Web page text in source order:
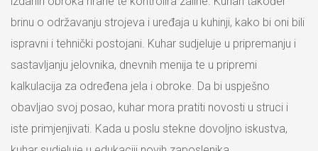
brinu o održavanju strojeva i uređaja u kuhinji, kako bi oni bili
ispravni i tehnički postojani. Kuhar sudjeluje u pripremanju i
sastavljanju jelovnika, dnevnih menija te u pripremi
kalkulacija za određena jela i obroke. Da bi uspješno
obavljao svoj posao, kuhar mora pratiti novosti u struci i
iste primjenjivati. Kada u poslu stekne dovoljno iskustva,